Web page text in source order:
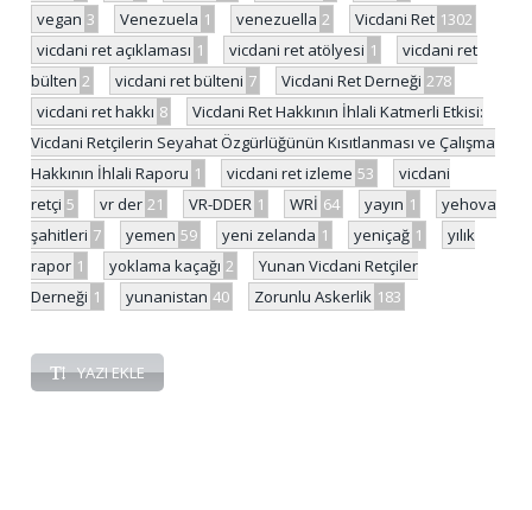
vegan 3 Venezuela 1 venezuella 2 Vicdani Ret 1302
vicdani ret açıklaması 1 vicdani ret atölyesi 1
vicdani ret
bülten 2 vicdani ret bülteni 7 Vicdani Ret Derneği 278
vicdani ret hakkı 8
Vicdani Ret Hakkının İhlali Katmerli Etkisi:
Vicdani Retçilerin Seyahat Özgürlüğünün Kısıtlanması ve Çalışma
Hakkının İhlali Raporu 1 vicdani ret izleme 53
vicdani
retçi 5 vr der 21 VR-DDER 1 WRİ 64 yayın 1
yehova
şahitleri 7 yemen 59 yeni zelanda 1 yeniçağ 1
yılık
rapor 1 yoklama kaçağı 2
Yunan Vicdani Retçiler
Derneği 1 yunanistan 40 Zorunlu Askerlik 183
YAZI EKLE